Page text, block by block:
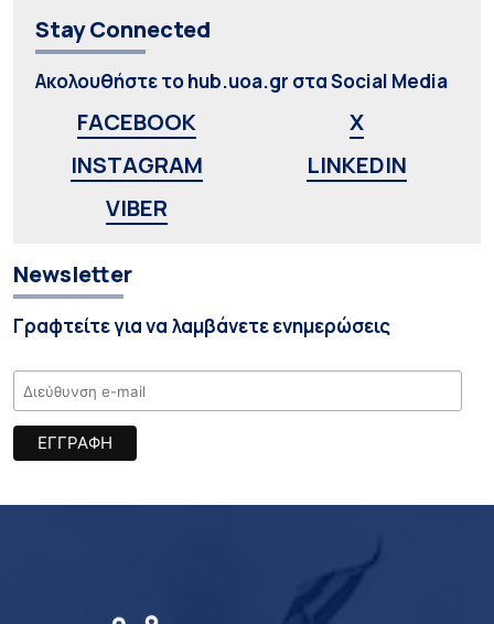
Stay Connected
Ακολουθήστε το hub.uoa.gr στα Social Media
FACEBOOK
X
INSTAGRAM
LINKEDIN
VIBER
Newsletter
Γραφτείτε για να λαμβάνετε ενημερώσεις